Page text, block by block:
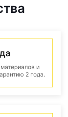
и
2 года.